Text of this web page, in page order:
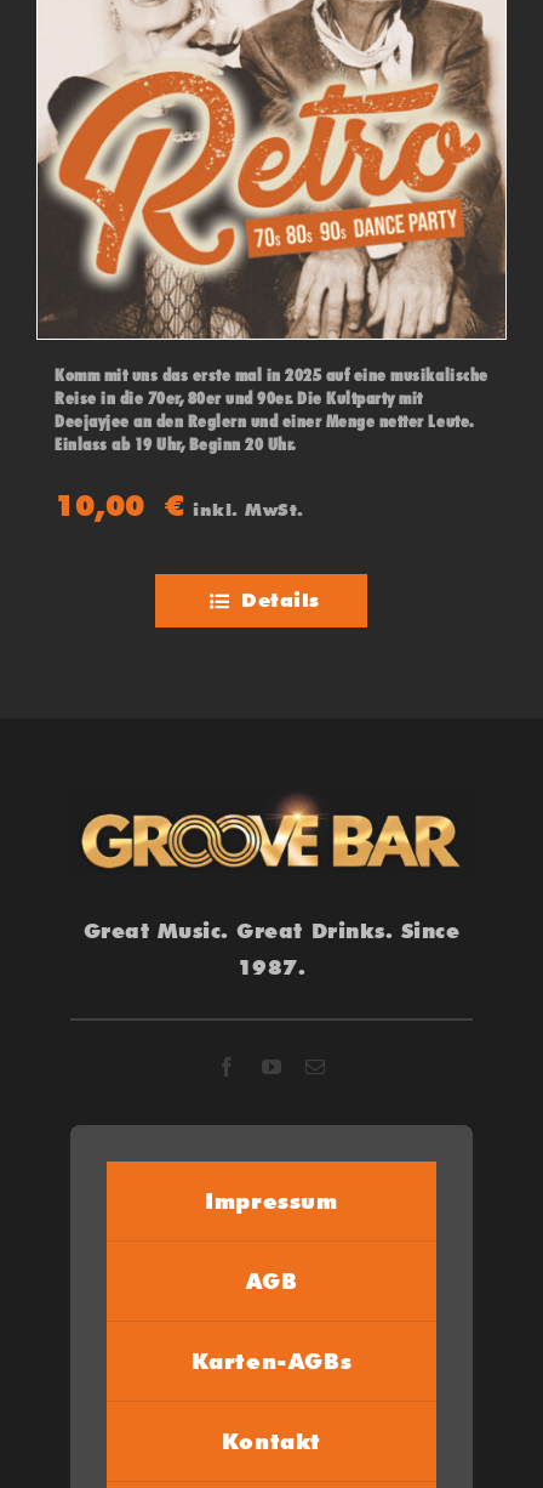
Komm mit uns das erste mal in 2025 auf eine musikalische
Reise in die 70er, 80er und 90er. Die Kultparty mit
Deejayjee an den Reglern und einer Menge netter Leute.
Einlass ab 19 Uhr, Beginn 20 Uhr.
10,00€ inkl. MwSt.
Details
Great Music. Great Drinks. Since
1987.
Impressum
AGB
Karten-AGBs
Kontakt